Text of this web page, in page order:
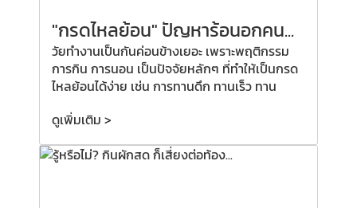
"กรดไหลย้อน" ปัญหาร้อนอกคน...
วัยทำงานเป็นกันค่อนข้างเยอะ เพราะพฤติกรรม
การกิน การนอน เป็นปัจจัยหลักๆ ที่ทำให้เป็นกรด
ไหลย้อนได้ง่าย เช่น การทานดึก ทานเร็ว ทาน
ดูเพิ่มเติม >